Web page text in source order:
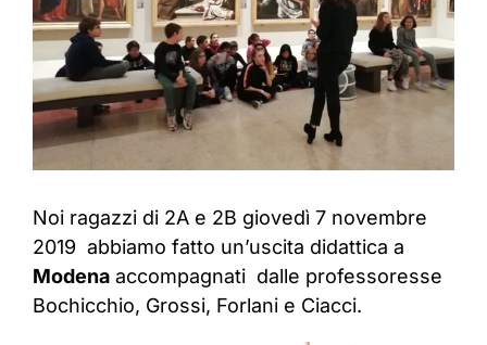
Noi ragazzi di 2A e 2B giovedì 7 novembre
2019 abbiamo fatto un’uscita didattica a
Modena accompagnati dalle professoresse
Bochicchio, Grossi, Forlani e Ciacci.